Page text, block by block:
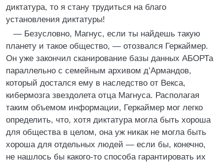
диктатура, то я стану трудиться на благо
установления диктатуры!
— Безусловно, Магнус, если ты найдешь такую
планету и такое общество, — отозвался Геркаймер.
Он уже закончил сканирование базы данных АБОРТа
параллельно с семейным архивом д’Армандов,
который достался ему в наследство от Векса,
кибермозга звездолета отца Магнуса. Располагая
таким объемом информации, Геркаймер мог легко
определить, что, хотя диктатура могла быть хороша
для общества в целом, она уж никак не могла быть
хороша для отдельных людей — если бы, конечно,
не нашлось бы какого-то способа гарантировать их